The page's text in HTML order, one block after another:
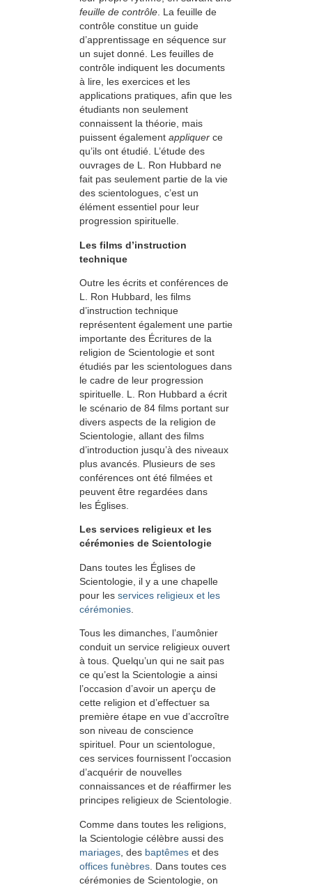
feuille de contrôle. La feuille de
contrôle constitue un guide
d’apprentissage en séquence sur
un sujet donné. Les feuilles de
contrôle indiquent les documents
à lire, les exercices et les
applications pratiques, afin que les
étudiants non seulement
connaissent la théorie, mais
puissent également appliquer ce
qu’ils ont étudié. L’étude des
ouvrages de L. Ron Hubbard ne
fait pas seulement partie de la vie
des scientologues, c’est un
élément essentiel pour leur
progression spirituelle.
Les films d’instruction
technique
Outre les écrits et conférences de
L. Ron Hubbard, les films
d’instruction technique
représentent également une partie
importante des Écritures de la
religion de Scientologie et sont
étudiés par les scientologues dans
le cadre de leur progression
spirituelle. L. Ron Hubbard a écrit
le scénario de 84 films portant sur
divers aspects de la religion de
Scientologie, allant des films
d’introduction jusqu’à des niveaux
plus avancés. Plusieurs de ses
conférences ont été filmées et
peuvent être regardées dans
les Églises.
Les services religieux et les
cérémonies de Scientologie
Dans toutes les Églises de
Scientologie, il y a une chapelle
pour les services religieux et les
cérémonies
Tous les dimanches, l’aumônier
conduit un service religieux ouvert
à tous. Quelqu’un qui ne sait pas
ce qu’est la Scientologie a ainsi
l’occasion d’avoir un aperçu de
cette religion et d’effectuer sa
première étape en vue d’accroître
son niveau de conscience
spirituel. Pour un scientologue,
ces services fournissent l’occasion
d’acquérir de nouvelles
connaissances et de réaffirmer les
principes religieux de Scientologie.
Comme dans toutes les religions,
la Scientologie célèbre aussi des
mariages , des baptêmes et des
offices funèbres . Dans toutes ces
cérémonies de Scientologie, on